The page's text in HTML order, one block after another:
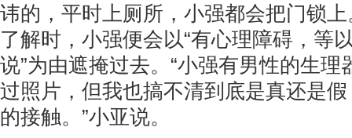
讳的，平时上厕所，小强都会把门锁
了解时，小强便会以“有心理障碍，等
说”为由遮掩过去。“小强有男性的生理
过照片，但我也搞不清到底是真还是
的接触。”小亚说。